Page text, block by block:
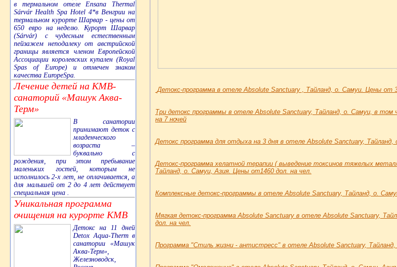
в термальном отеле Ensana Thermal
Sárvár Health Spa Hotel 4*в Венгрии на
термальном курорте Шарвар - цены от
650 евро на неделю. Курорт Шарвар
(Sárvár) с чудесным естественным
пейзажем неподалеку от австрийской
границы является членом Европейской
Ассоциации королевских купален (Royal
Spas of Europe) и отмечен знаком
качества EuropeSpa.
Лечение детей на КМВ-
санаторий «Машук Аква-
Терм»
В санатории
принимают деток с
младенческого
возраста –
буквально с
рождения, при этом пребывание
маленьких гостей, которым не
исполнилось 2-х лет, не оплачивается, а
для малышей от 2 до 4 лет действует
специальная цена .
Уникальная программа
очищения на курорте КМВ
Детокс на 11 дней
Detox Aqua-Therm в
санатории «Машук
Аква-Терм»,
Железноводск,
Детокс-программа в отеле Absolute Sanctuary , Тайланд, о. Самуи. Цены от
Три детокс программы в отеле Absolute Sanctuary, Тайланд, о. Самуи, в том
на 7 ночей
Детокс программа для отдыха на 3 дня в отеле Absolute Sanctuary,
Детокс-программа хелатной терапии ( выведение токсинов тяжелых
Тайланд, о. Самуи, Азия. Цены от1460 дол. на чел.
Комплексные детокс-программы в отеле Absolute Sanctuary, Тайланд, о.
Мягкая детокс-программа Absolute Sanctuary в отеле Absolute Sanctuary,
дол. на чел.
Программа "Стиль жизни - антистресс" в отеле Absolute Sanctuary,